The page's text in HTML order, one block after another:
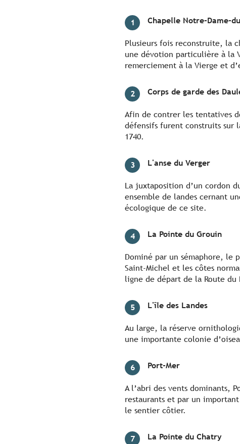
1 Chapelle Notre-Dame-
Plusieurs fois reconstruite, la
une dévotion particulière à la
remerciement à la Vierge et
2 Corps de garde des
Afin de contrer les tentatives
défensifs furent construits sur
1740.
3 L'anse du Verger
La juxtaposition d’un cordon
ensemble de landes cernant
écologique de ce site.
4 La Pointe du Grouin
Dominé par un sémaphore, le
Saint-Michel et les côtes
ligne de départ de la Route du
5 L'île des Landes
Au large, la réserve
une importante colonie
6 Port-Mer
A l’abri des vents dominants,
restaurants et par un
le sentier côtier.
7 La Pointe du Chatry